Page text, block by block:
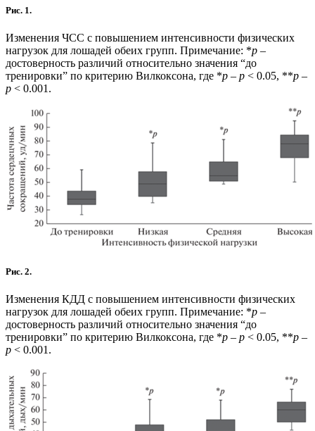
Рис. 1.
Изменения ЧСС с повышением интенсивности физических
нагрузок для лошадей обеих групп. Примечание: *р –
достоверность различий относительно значения “до
тренировки” по критерию Вилкоксона, где *р – p < 0.05, **р –
p < 0.001.
Рис. 2.
Изменения КДД с повышением интенсивности физических
нагрузок для лошадей обеих групп. Примечание: *р –
достоверность различий относительно значения “до
тренировки” по критерию Вилкоксона, где *р – p < 0.05, **р –
p < 0.001.